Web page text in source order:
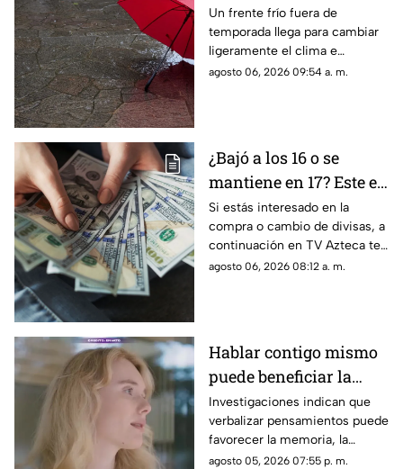
Aguascalientes? Frente
frío fuera de temporada
afectará en agosto 2026
Un frente frío fuera de
temporada llega para cambiar
ligeramente el clima e
incrementar las lluvias en
agosto 06, 2026 09:54 a. m.
¿Bajó a los 16 o se
mantiene en 17? Este es
el precio del dólar en
Aguascalientes hoy 6
de agosto de 2026
Si estás interesado en la
compra o cambio de divisas, a
continuación en TV Azteca te
informamos cuál es el precio
agosto 06, 2026 08:12 a. m.
Hablar contigo mismo
puede beneficiar la
concentración y la
memoria
Investigaciones indican que
verbalizar pensamientos puede
favorecer la memoria, la
planificación y el manejo de
agosto 05, 2026 07:55 p. m.